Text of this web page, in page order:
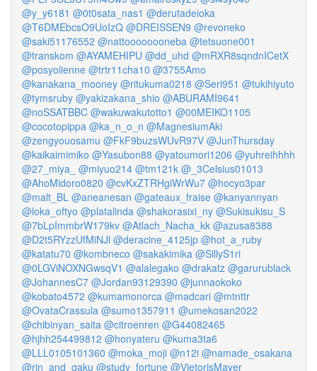
@y_y6181 @0t0sata_nas1 @derutadeioka
@T6DMEbcsO9UoIzQ @DREISSEN9 @revoneko
@saki51176552 @nattoooooooneba @tetsuone001
@transkom @AYAMEHIPU @dd_uhd @mRXR8sqndnICetX
@posyolienne @trtr11cha10 @3755Amo
@kanakana_mooney @ritukuma0218 @Seri951 @tukihiyuto
@tymsruby @yakizakana_shio @ABURAMI9641
@noSSATBBC @wakuwakutotto1 @00MEIKO1105
@cocotopippa @ka_n_o_n @MagnesiumAki
@zengyouosamu @FkF9buzsWUvR97V @JunThursday
@kaikaimimiko @Yasubon88 @yatoumori1206 @yuhreihhhh
@27_miya_ @miyuo214 @tm121k @_3Celsius01013
@AhoMidoro0820 @cvKxZTRHgiWrWu7 @hocyo3par
@malt_BL @aneanesan @gateaux_fraise @kanyannyan
@loka_oftyo @platalinda @shakorasixi_ny @Sukisukisu_S
@7bLpImmbrW179kv @Atlach_Nacha_kk @azusa8388
@D2t5RYzzUfMiNJl @deracine_4125jp @hot_a_ruby
@katatu70 @kombneco @sakakimika @SillyS1ri
@0LGViNOXNGwsqV1 @alalegako @drakatz @garurublack
@JohannesC7 @Jordan93129390 @junnaokoko
@kobato4572 @kumamonorca @madcari @mtnttr
@OvataCrassula @sumo1357911 @umekosan2022
@chibinyan_saita @citroenren @G44082465
@hjhh254499812 @honyateru @kuma3ta6
@LLL0105101360 @moka_moji @n12i @namade_osakana
@rin_and_gaku @study_fortune @VietorisMayer